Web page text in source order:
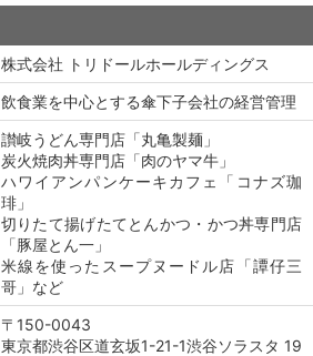
株式会社 トリドールホールディングス
飲食業を中心とする傘下子会社の経営管理
讃岐うどん専門店「丸亀製麺」
炭火焼肉丼専門店「肉のヤマ牛」
ハワイアンパンケーキカフェ「コナズ珈
琲」
切りたて揚げたてとんかつ・かつ丼専門店
「豚屋とん一」
米線を使ったスープヌードル店「譚仔三
哥」など
〒150-0043
東京都渋谷区道玄坂1-21-1渋谷ソラスタ 19